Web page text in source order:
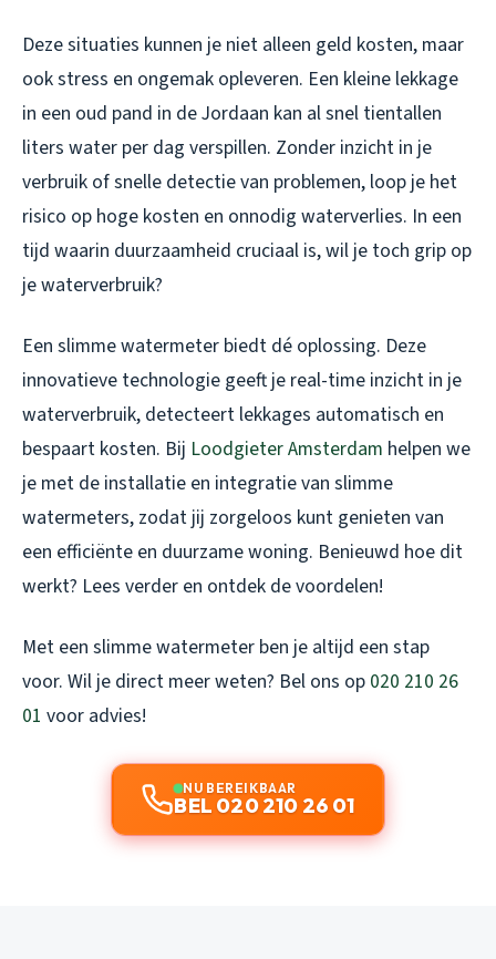
Deze situaties kunnen je niet alleen geld kosten, maar
ook stress en ongemak opleveren. Een kleine lekkage
in een oud pand in de Jordaan kan al snel tientallen
liters water per dag verspillen. Zonder inzicht in je
verbruik of snelle detectie van problemen, loop je het
risico op hoge kosten en onnodig waterverlies. In een
tijd waarin duurzaamheid cruciaal is, wil je toch grip op
je waterverbruik?
Een slimme watermeter biedt dé oplossing. Deze
innovatieve technologie geeft je real-time inzicht in je
waterverbruik, detecteert lekkages automatisch en
bespaart kosten. Bij Loodgieter Amsterdam helpen we
je met de installatie en integratie van slimme
watermeters, zodat jij zorgeloos kunt genieten van
een efficiënte en duurzame woning. Benieuwd hoe dit
werkt? Lees verder en ontdek de voordelen!
Met een slimme watermeter ben je altijd een stap
voor. Wil je direct meer weten? Bel ons op 020 210 26
01 voor advies!
NU BEREIKBAAR
BEL 020 210 26 01